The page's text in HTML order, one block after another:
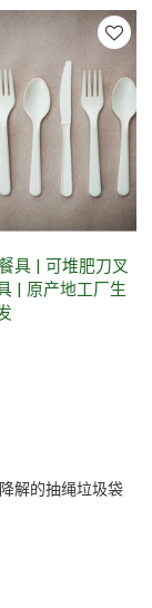
具 | 可堆肥刀叉
| 原产地工厂生
解的抽绳垃圾袋